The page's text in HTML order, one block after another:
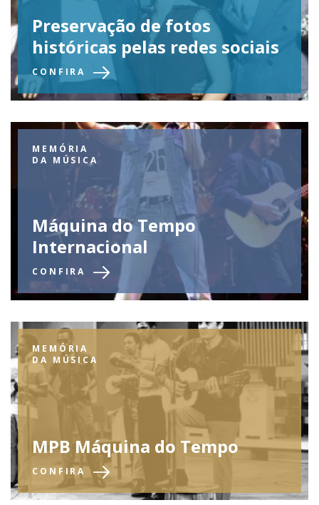
Preservação de fotos
históricas pelas redes sociais
CONFIRA
MEMÓRIA
DA MÚSICA
Máquina do Tempo
Internacional
CONFIRA
MEMÓRIA
DA MÚSICA
MPB Máquina do Tempo
CONFIRA